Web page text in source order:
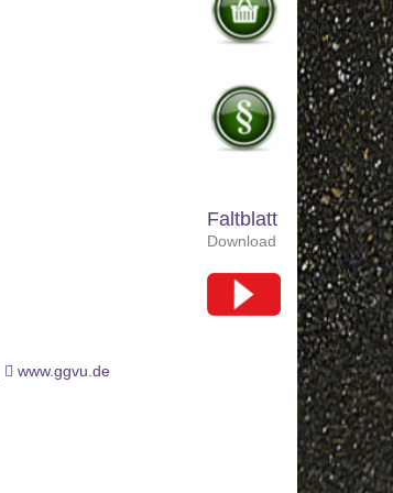
www.ggvu.de
Faltblatt
Download